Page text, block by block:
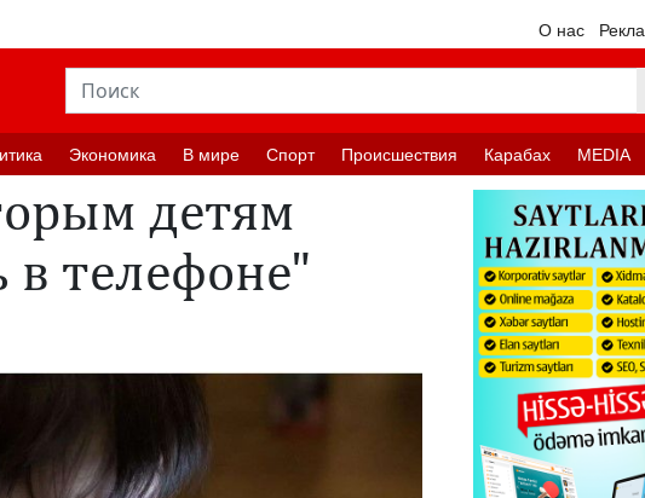
О нас
Экономика В мире Спорт Происшествия Карабах MEDIA
детям
телефоне"